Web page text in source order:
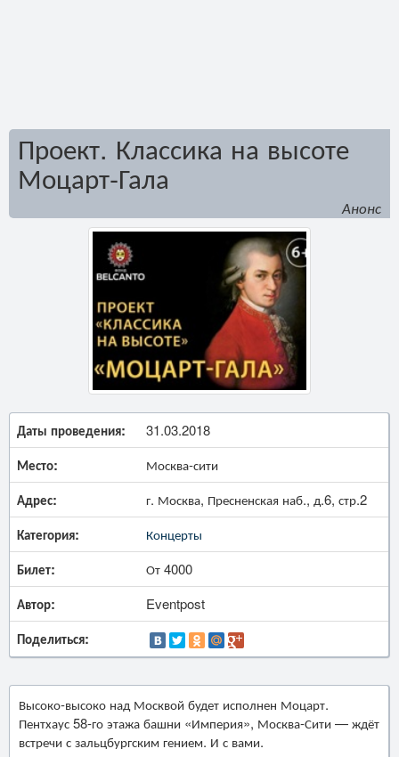
Проект. Классика на высоте
Моцарт-Гала
Анонс
Даты проведения: 31.03.2018
Место: Москва-сити
Адрес: г. Москва, Пресненская наб., д.6, стр.2
Категория: Концерты
Билет: От 4000
Автор: Eventpost
Поделиться:
Высоко-высоко над Москвой будет исполнен Моцарт.
Пентхаус 58-го этажа башни «Империя», Москва-Сити — ждёт
встречи с зальцбургским гением. И с вами.